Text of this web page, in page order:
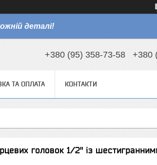
деталі!
+380 (95) 358-73-58 +380
ТА ОПЛАТА КОНТАКТИ
головок 1/2" із